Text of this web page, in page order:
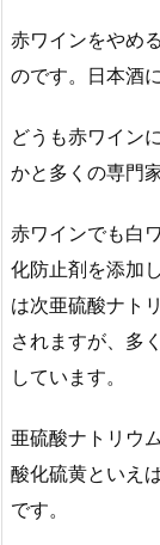
赤ワインをやめ
のです。日本酒
どうも赤ワイン
かと多くの専門
赤ワインでも白
化防止剤を添加
は次亜硫酸ナト
されますが、多
しています。
亜硫酸ナトリウ
酸化硫黄といえ
です。